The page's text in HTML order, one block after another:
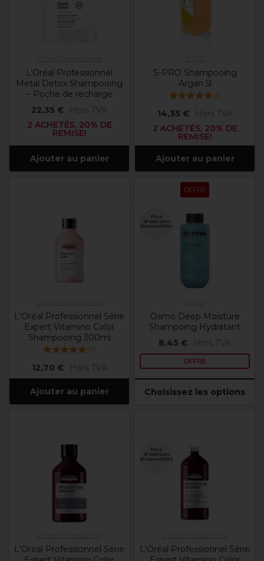
L’Oréal Professionnel
Metal Detox Shampooing
– Poche de recharge
22,35 €
Hors TVA
2 ACHETÉS, 20% DE
REMISE!
Ajouter au panier
S-PRO Shampooing
Argan 5l
(1)
14,35 €
Hors TVA
2 ACHETÉS, 20% DE
REMISE!
Ajouter au panier
L'Oréal Professionnel Série
Expert Vitamino Color
Shampooing 300ml
(7)
12,70 € Hors TVA
Ajouter au panier
OFFRE
Plus
d'options
disponibles
Osmo Deep Moisture
Shampoing Hydratant
8,45 €
Hors TVA
OFFRE
Choisissez les options
L'Oréal Professionnel Série
Plus
d'options
disponibles
L'Oréal Professionnel Série